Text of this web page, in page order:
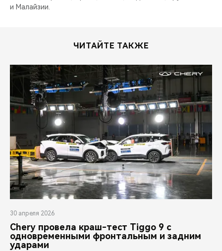
и Малайзии.
ЧИТАЙТЕ ТАКЖЕ
30 апреля 2026
Chery провела краш-тест Tiggo 9 с
одновременными фронтальным и задним
ударами